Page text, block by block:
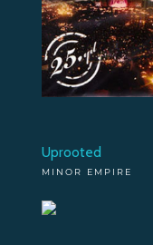
Uprooted
MINOR EMPIRE